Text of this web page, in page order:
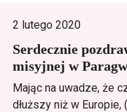
2 lutego 2020
Serdecznie
misyjnej w
Mając na uwadze, że
dłuższy niż w